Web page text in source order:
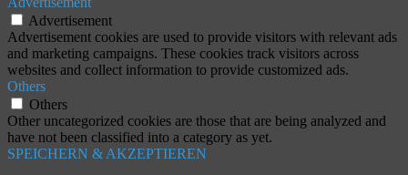
Advertisement
Advertisement cookies are used to provide visitors with relevant ads
and marketing campaigns. These cookies track visitors across
websites and collect information to provide customized ads.
Others
Others
Other uncategorized cookies are those that are being analyzed and
have not been classified into a category as yet.
SPEICHERN & AKZEPTIEREN